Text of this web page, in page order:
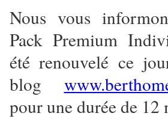
Nous vous
Pack Premium
été renouvelé ce
blog
pour une durée de 12